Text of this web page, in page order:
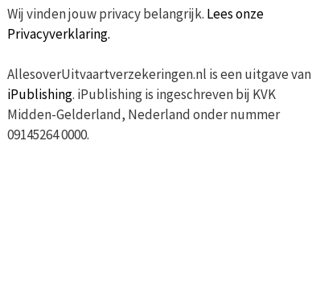
Wij vinden jouw privacy belangrijk. Lees onze
Privacyverklaring.
AllesoverUitvaartverzekeringen.nl is een uitgave van
iPublishing. iPublishing is ingeschreven bij KVK
Midden-Gelderland, Nederland onder nummer
09145264 0000.